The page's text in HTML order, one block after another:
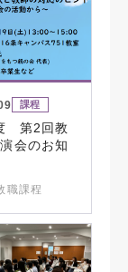
課程
第2回教
会のお知
職課程